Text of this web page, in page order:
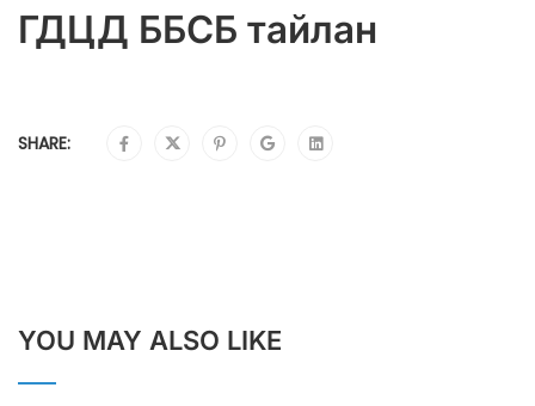
ГДЦД ББСБ тайлан
SHARE:
YOU MAY ALSO LIKE